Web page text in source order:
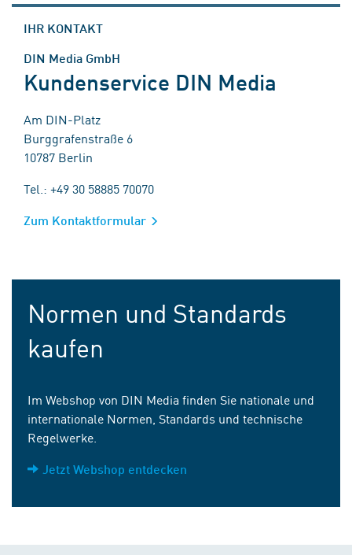
IHR KONTAKT
DIN Media GmbH
Kundenservice DIN Media
Am DIN-Platz
Burggrafenstraße 6
10787 Berlin
Tel.: +49 30 58885 70070
Zum Kontaktformular
Normen und Standards
kaufen
Im Webshop von DIN Media finden Sie nationale und
internationale Normen, Standards und technische
Regelwerke.
Jetzt Webshop entdecken